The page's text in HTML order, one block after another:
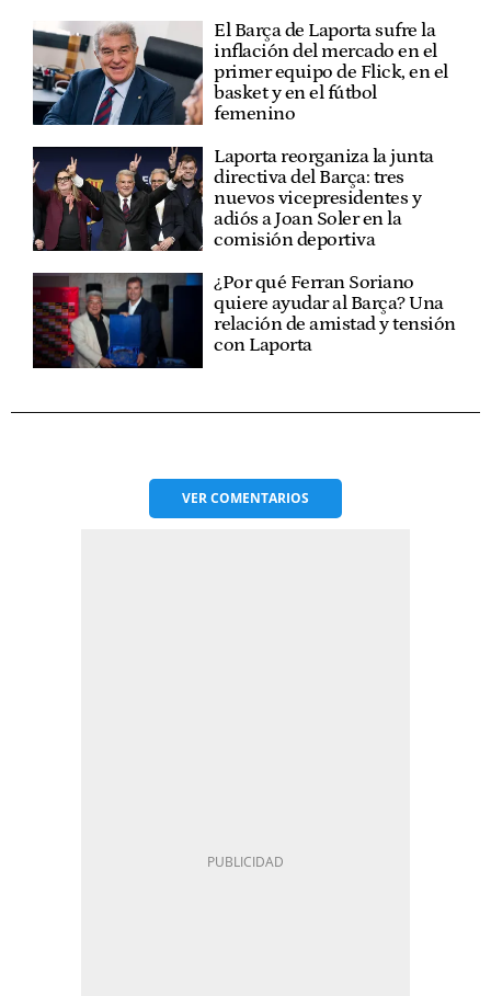
El Barça de Laporta sufre la
inflación del mercado en el
primer equipo de Flick, en el
basket y en el fútbol
femenino
Laporta reorganiza la junta
directiva del Barça: tres
nuevos vicepresidentes y
adiós a Joan Soler en la
comisión deportiva
¿Por qué Ferran Soriano
quiere ayudar al Barça? Una
relación de amistad y tensión
con Laporta
VERCOMENTARIOS